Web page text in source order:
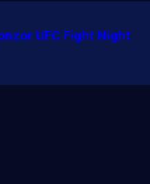
UFC Fight Night